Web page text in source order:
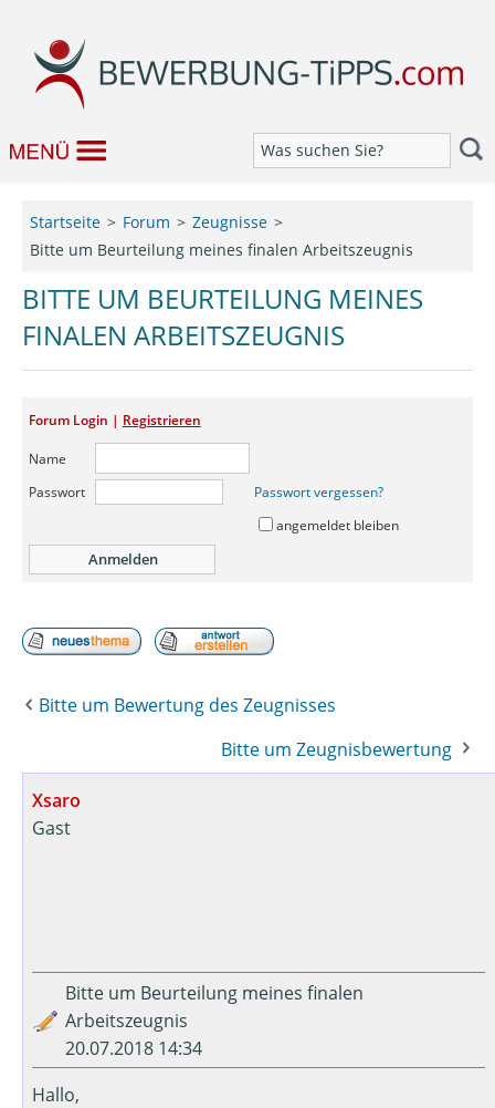
Job & Karriere
Bewerbungseditor
Startseite Forum
Zeugnisse
Bitte um Beurteilung meines finalen Arbeitszeugnis
BITTE UM BEURTEILUNG MEINES
FINALEN ARBEITSZEUGNIS
Forum Login | Registrieren
Name
Passwort
Passwort vergessen?
angemeldet bleiben
Bitte um Bewertung des Zeugnisses
Bitte um Zeugnisbewertung
Xsaro
Gast
Bitte um Beurteilung meines finalen
Arbeitszeugnis
20.07.2018 14:34
Hallo,